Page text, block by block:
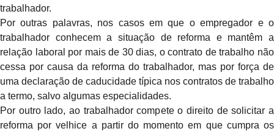
trabalhador.
Por outras palavras, nos casos em que o empregador e o
trabalhador conhecem a situação de reforma e mantêm a
relação laboral por mais de 30 dias, o contrato de trabalho não
cessa por causa da reforma do trabalhador, mas por força de
uma declaração de caducidade típica nos contratos de trabalho
a termo, salvo algumas especialidades.
Por outro lado, ao trabalhador compete o direito de solicitar a
reforma por velhice a partir do momento em que cumpra os